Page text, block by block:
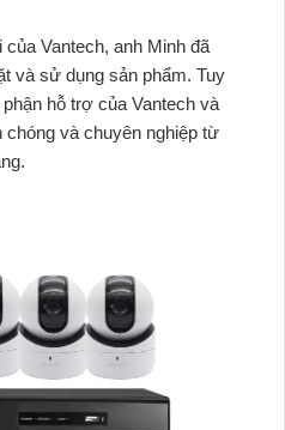
Vantech, anh Minh đã
và sử dụng sản phẩm. Tuy
hỗ trợ của Vantech và
và chuyên nghiệp từ